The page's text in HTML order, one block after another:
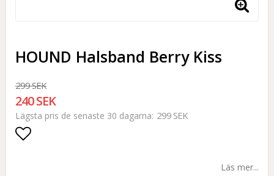
HOUND Halsband Berry Kiss
299 SEK
240 SEK
Lägsta pris de senaste 30 dagarna 299 SEK
Läs mer...